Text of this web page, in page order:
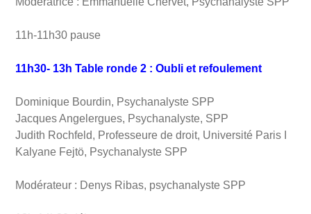
11h-11h30 pause
11h30- 13h Table ronde 2 : Oubli et refoulement
Dominique Bourdin, Psychanalyste SPP
Jacques Angelergues, Psychanalyste, SPP
Judith Rochfeld, Professeure de droit, Université Paris I
Kalyane Fejtö, Psychanalyste SPP
Modérateur : Denys Ribas, psychanalyste SPP